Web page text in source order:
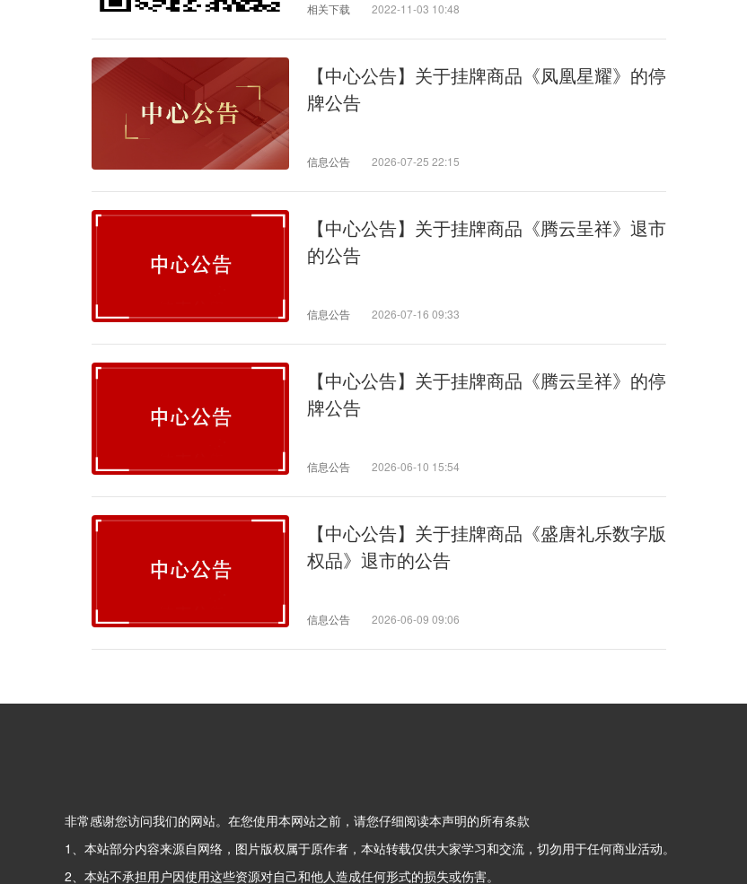
相关下载 2022-11-03 10:48
【中心公告】关于挂牌商品《凤凰星耀》的停
牌公告
信息公告 2026-07-25 22:15
【中心公告】关于挂牌商品《腾云呈祥》退市
的公告
信息公告 2026-07-16 09:33
【中心公告】关于挂牌商品《腾云呈祥》的停
牌公告
信息公告 2026-06-10 15:54
【中心公告】关于挂牌商品《盛唐礼乐数字版
权品》退市的公告
信息公告 2026-06-09 09:06
非常感谢您访问我们的网站。在您使用本网站之前，请您仔细阅读本声明的所有条款
1、本站部分内容来源自网络，图片版权属于原作者，本站转载仅供大家学习和交流，切勿用于任何商业活动。
2、本站不承担用户因使用这些资源对自己和他人造成任何形式的损失或伤害。